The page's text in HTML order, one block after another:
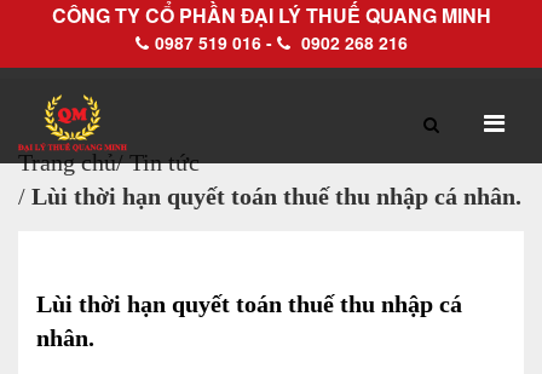
CÔNG TY CỔ PHẦN ĐẠI LÝ THUẾ QUANG MINH
0987 519 016 - 0902 268 216
TRANG CHỦ GIỚI THIỆU
Hồ sơ năng lực
Trang chủ/ Tin tức
/ Lùi thời hạn quyết toán thuế thu nhập cá nhân.
Lùi thời hạn quyết toán thuế thu nhập cá
nhân.